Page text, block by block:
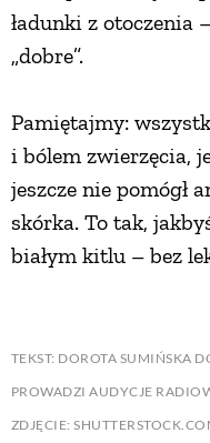
ładunki z otoczenia
„dobre”.
Pamiętajmy:
i bólem zwierzęcia,
jeszcze nie pomógł
skórka. To tak,
białym kitlu – bez
TEKST: DOROTA SUMIŃSKA
PROWADZI AUDYCJE
ZDJĘCIE: